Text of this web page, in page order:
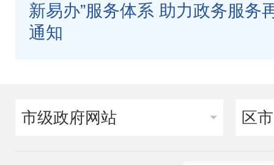
新易办”服务体系 助力政务服务
通知
市级政府网站 区